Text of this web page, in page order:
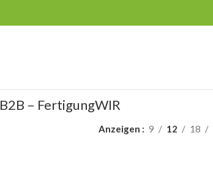
B2B – FertigungWIR
Anzeigen 9 12 18